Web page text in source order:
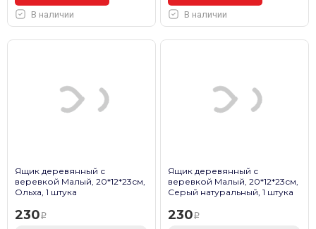
В наличии В наличии
Ящик деревянный с
веревкой Малый, 20*12*23см,
Ольха, 1 штука
230
Ящик деревянный с
веревкой Малый, 20*12*23см,
Серый натуральный, 1 штука
230